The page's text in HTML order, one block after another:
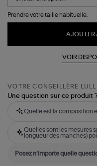
Prendre votre taille habituelle.
AJOUTER
VOIR
VOTRE CONSEILLÈRE LULLI
Une question sur ce produit
Quelle est la composition
Quelles sont les mesures
longueur des manches)